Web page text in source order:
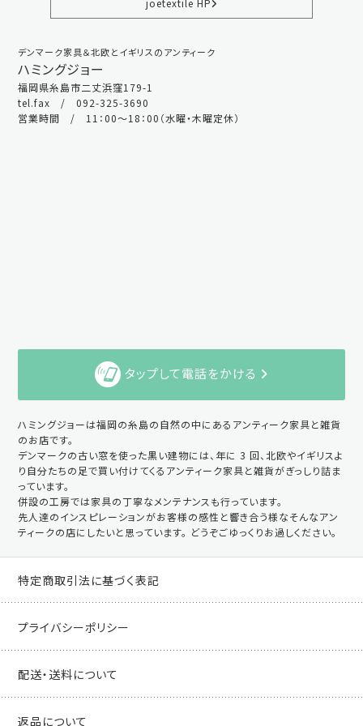
joetextile HP
デンマーク家具＆北欧とイギリスのアンティーク
ハミングジョー
福岡県糸島市二丈浜窪179-1
tel.fax / 092-325-3690
営業時間 / 11：00～18：00（水曜・木曜定休）
タップして電話をかける
ハミングジョーは福岡の糸島の自然の中にあるアンティーク家具と雑貨
のお店です。
デンマークの古い窓を使った黒い建物には、年に 3 回、北欧やイギリスよ
り自分たちの足で買い付けてくるアンティーク家具と雑貨がぎっしり詰ま
っています。
併設の工房では家具の丁寧なメンテナンスも行っています。
先人達のインスピレーションがお客様の感性と響き合う様なそんなアン
ティークの店にしたいと思っています。 どうぞごゆっくりお過しください。
特定商取引法に基づく表記
プライバシーポリシー
配送・送料について
返品について